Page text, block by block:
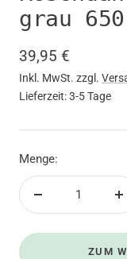
grau
Angebotspreis
39,95 €
Inkl. MwSt. zzgl.
Lieferzeit: 3-5 Tage
Menge:
ZUM